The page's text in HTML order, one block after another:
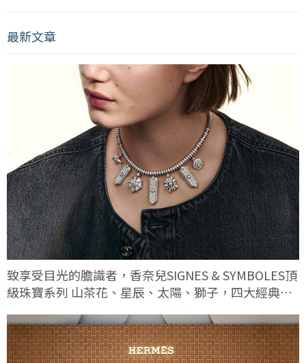
最新文章
致享受目光的膽識者，香奈兒SIGNES & SYMBOLES頂
級珠寶系列 山茶花、星辰、太陽、獅子，四大經典符